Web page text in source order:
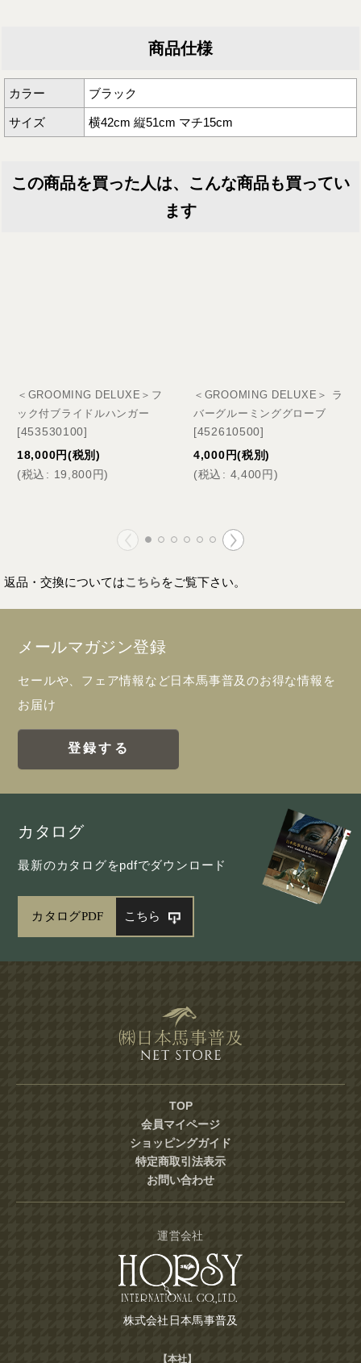
商品仕様
カラー ブラック
サイズ 横42cm 縦51cm マチ15cm
この商品を買った人は、こんな商品も買ってい
ます
＜GROOMING DELUXE＞フ
ック付ブライドルハンガー
[453530100]
18,000円(税別)
(税込 : 19,800円)
＜GROOMING DELUXE＞ ラ
バーグルーミンググローブ
[452610500]
4,000 円(税別)
(税込 : 4,400円)
返品・交換についてはこちらをご覧下さい。
メールマガジン登録
セールや、フェア情報など日本馬事普及のお得な情報を
お届け
登録する
カタログ
最新のカタログをpdfでダウンロード
カタログPDF こちら
TOP
会員マイページ
ショッピングガイド
特定商取引法表示
お問い合わせ
運営会社
株式会社日本馬事普及
【本社】